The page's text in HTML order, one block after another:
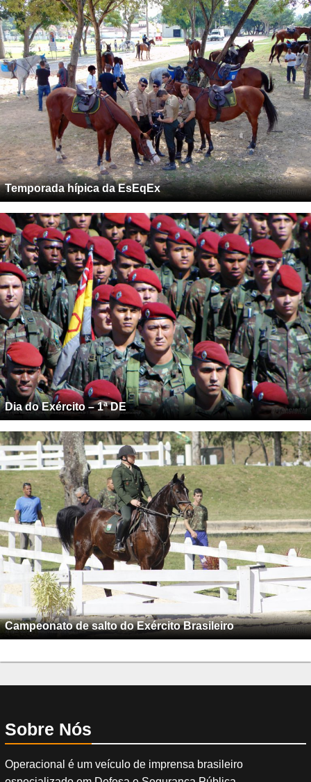
Temporada hípica da EsEqEx
Dia do Exército – 1ª DE
Campeonato de salto do Exército Brasileiro
Sobre Nós
Operacional é um veículo de imprensa brasileiro